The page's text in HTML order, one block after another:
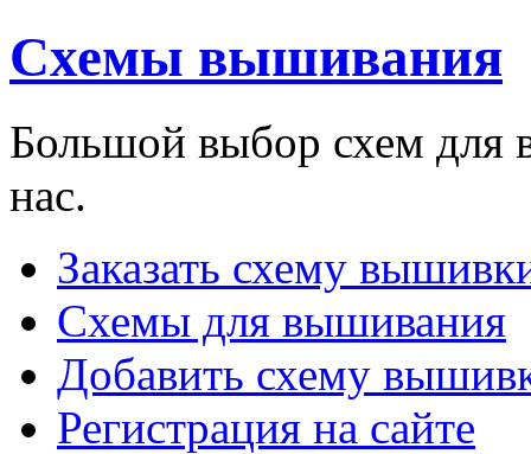
Схемы вышивания
Большой выбор схем для
нас.
Заказать схему
Схемы для вышивания
Добавить схему
Регистрация на сайте